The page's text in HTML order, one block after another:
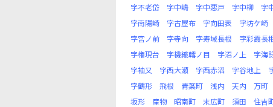
字不老岱
字中嶋 字中悪戸 字中柳 字
字南陽崎
字古屋布 字向田表 字坊ケ崎
字宮ノ前
字寺向 字寿域長根 字彩霞長
字権現台
字機織轌ノ目 字沼ノ上 字海
字袖又
字西大瀬 字西赤沼 字谷地上
字鶴形
飛根 青葉町 浅内 天内 万町
坂形
産物 昭南町 末広町 須田 住吉